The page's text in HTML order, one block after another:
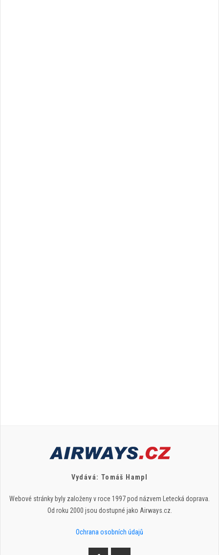
Vydává: Tomáš Hampl
Webové stránky byly založeny v roce 1997 pod názvem Letecká doprava.
Od roku 2000 jsou dostupné jako Airways.cz.
Ochrana osobních údajů